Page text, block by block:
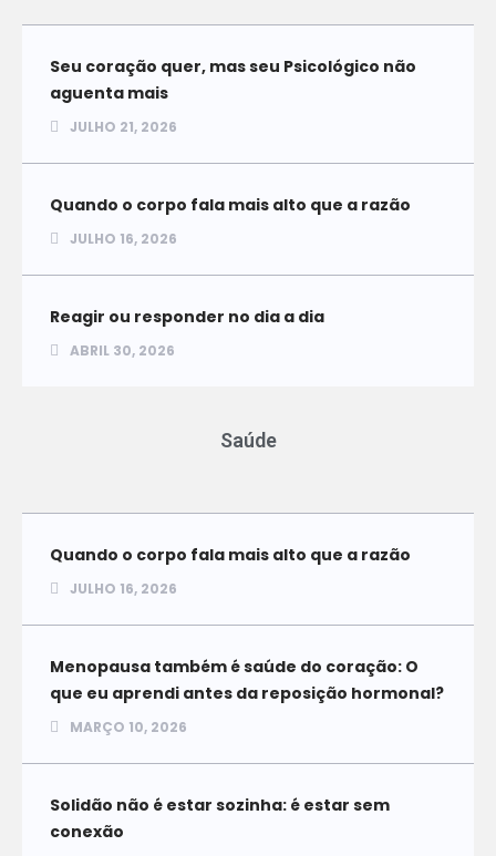
Seu coração quer, mas seu Psicológico não
aguenta mais
JULHO 21, 2026
Quando o corpo fala mais alto que a razão
JULHO 16, 2026
Reagir ou responder no dia a dia
ABRIL 30, 2026
Saúde
Quando o corpo fala mais alto que a razão
JULHO 16, 2026
Menopausa também é saúde do coração: O
que eu aprendi antes da reposição hormonal?
MARÇO 10, 2026
Solidão não é estar sozinha: é estar sem
conexão